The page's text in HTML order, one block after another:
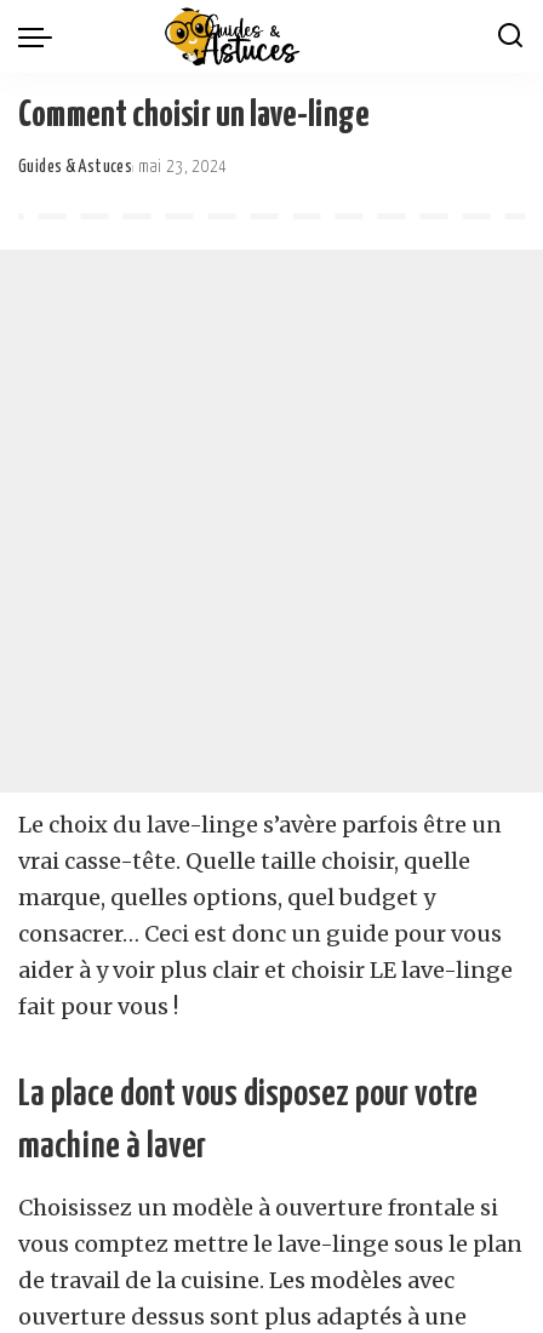
Comment choisir un lave-linge
Guides & Astuces mai 23, 2024
Le choix du lave-linge s’avère parfois être un
vrai casse-tête. Quelle taille choisir, quelle
marque, quelles options, quel budget y
consacrer… Ceci est donc un guide pour vous
aider à y voir plus clair et choisir LE lave-linge
fait pour vous !
La place dont vous disposez pour votre
machine à laver
Choisissez un modèle à ouverture frontale si
vous comptez mettre le lave-linge sous le plan
de travail de la cuisine. Les modèles avec
ouverture dessus sont plus adaptés à une